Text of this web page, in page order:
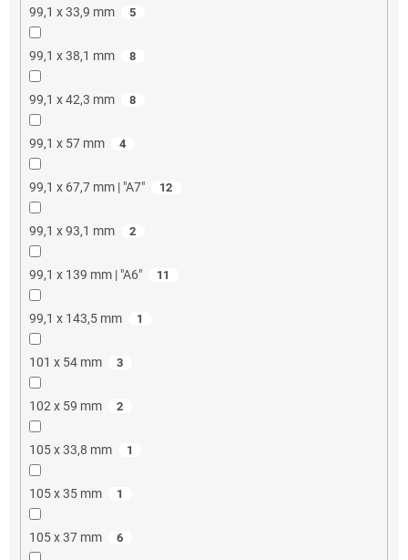
99,1 x 33,9 mm 5
99,1 x 38,1 mm 8
99,1 x 42,3 mm 8
99,1 x 57 mm 4
99,1 x 67,7 mm | "A7" 12
99,1 x 93,1 mm 2
99,1 x 139 mm | "A6" 11
99,1 x 143,5 mm 1
101 x 54 mm 3
102 x 59 mm 2
105 x 33,8 mm 1
105 x 35 mm 1
105 x 37 mm 6